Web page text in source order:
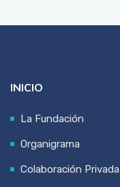
INICIO
La Fundación
Organigrama
Colaboración Privada